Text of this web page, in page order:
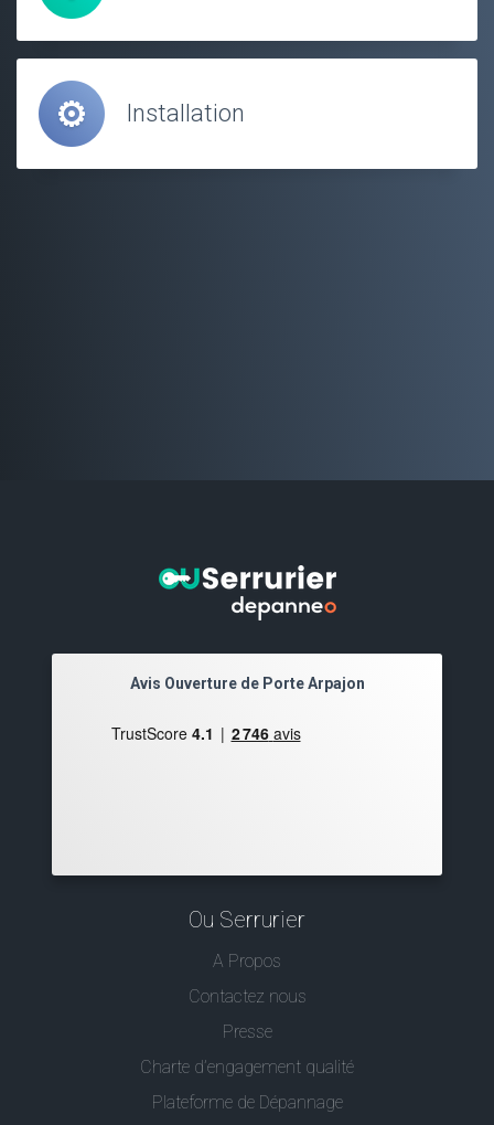
Installation
Avis Ouverture de Porte Arpajon
Ou Serrurier
A Propos
Contactez nous
Presse
Charte d’engagement qualité
Plateforme de Dépannage